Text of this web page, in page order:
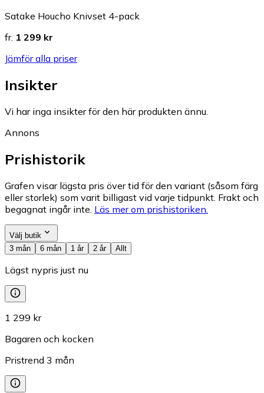
Satake Houcho Knivset 4-pack
fr. 1 299 kr
Jämför alla priser
Insikter
Vi har inga insikter för den här produkten ännu.
Annons
Prishistorik
Grafen visar lägsta pris över tid för den variant (såsom färg
eller storlek) som varit billigast vid varje tidpunkt. Frakt och
begagnat ingår inte. Läs mer om prishistoriken.
Välj butik
3 mån
6 mån 1 år 2 år Allt
Lägst nypris just nu
1 299 kr
Bagaren och kocken
Pristrend 3 mån